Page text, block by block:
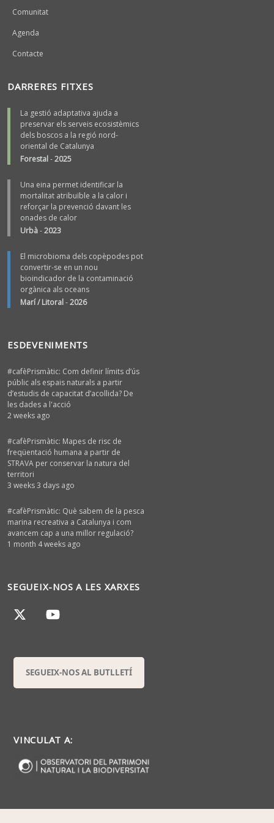
Comunitat
Agenda
Contacte
DARRERES FITXES
La gestió adaptativa ajuda a
preservar els serveis ecosistèmics
dels boscos a la regió nord-
oriental de Catalunya
Forestal-2025
Una eina permet identificar la
mortalitat atribuïble a la calor i
reforçar la prevenció davant les
onades de calor
Urbà-2023
El microbioma dels copèpodes pot
convertir-se en un nou
bioindicador de la contaminació
orgànica als oceans
Marí / Litoral-2026
ESDEVENIMENTS
#cafèPrismàtic: Com definir límits d’ús
públic als espais naturals a partir
d’estudis de capacitat d’acollida? De
les dades a l'acció
2 weeks ago
#cafèPrismàtic: Mapes de risc de
freqüentació humana a partir de
STRAVA per conservar la natura del
territori
3 weeks 3 days ago
#cafèPrismàtic: Què sabem de la pesca
marina recreativa a Catalunya i com
avancem cap a una millor regulació?
1 month 4 weeks ago
SEGUEIX-NOS A LES XARXES
SEGUEIX-NOS AL BUTLLETÍ
VINCULAT A: